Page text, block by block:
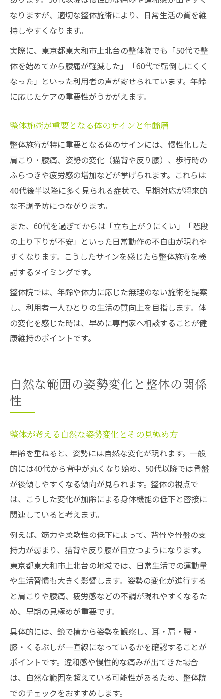
なりますが、適切な整体施術により、日常生活の質を維
持しやすくなります。
実際に、東京都東大和市上北台の整体院でも「50代で整
体を始めてから腰痛が軽減した」「60代で転倒しにくく
なった」といった利用者の声が寄せられています。年齢
に応じたケアの重要性がうかがえます。
整体施術が重要となる体のサインと年齢層
整体施術が特に重要となる体のサインには、慢性化した
肩こり・腰痛、姿勢の変化（猫背や反り腰）、歩行時の
ふらつきや疲労感の増加などが挙げられます。これらは
40代後半以降に多く見られる症状で、早期対応が将来的
な不調予防につながります。
また、60代を過ぎてからは「立ち上がりにくい」「階段
の上り下りが不安」といった日常動作の不自由が現れや
すくなります。こうしたサインを感じたら整体施術を検
討するタイミングです。
整体院では、年齢や体力に応じた無理のない施術を提案
し、利用者一人ひとりの生活の質向上を目指します。体
の変化を感じた時は、早めに専門家へ相談することが健
康維持のポイントです。
自然な範囲の姿勢変化と整体の関係
性
整体が考える自然な姿勢変化とその見極め方
年齢を重ねると、姿勢には自然な変化が現れます。一般
的には40代から背中が丸くなり始め、50代以降では骨盤
が後傾しやすくなる傾向が見られます。整体の視点で
は、こうした変化が加齢による身体機能の低下と密接に
関連していると考えます。
例えば、筋力や柔軟性の低下によって、背骨や骨盤の支
持力が弱まり、猫背や反り腰が目立つようになります。
東京都東大和市上北台の地域では、日常生活での運動量
や生活習慣も大きく影響します。姿勢の変化が進行する
と肩こりや腰痛、疲労感などの不調が現れやすくなるた
め、早期の見極めが重要です。
具体的には、鏡で横から姿勢を観察し、耳・肩・腰・
膝・くるぶしが一直線になっているかを確認することが
ポイントです。違和感や慢性的な痛みが出てきた場合
は、自然な範囲を超えている可能性があるため、整体院
でのチェックをおすすめします。